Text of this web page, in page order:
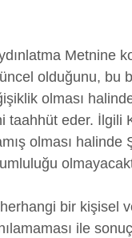
Metnine
olduğunu, bu
olması
taahhüt eder. İlgili
olması halinde
bir kişisel
ile